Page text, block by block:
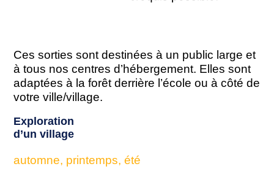
Ces sorties sont destinées à un public large et
à tous nos centres d’hébergement. Elles sont
adaptées à la forêt derrière l’école ou à côté de
votre ville/village.
Exploration
d’un village
automne, printemps, été